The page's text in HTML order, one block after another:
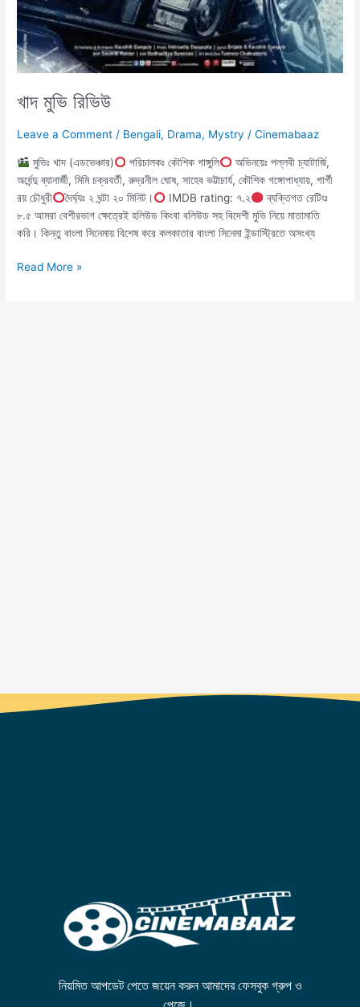
খাদ মুভি রিভিউ
Leave a Comment / Bengali, Drama, Mystry /Cinemabaaz
মুভিঃ খাদ (এডভেঞ্চার) পরিচালকঃ কৌশিক গাঙ্গুলি
অভিনয়েঃ পল্লবী চ্যাটার্জি,
অর্ধেন্দু ব্যানার্জী, মিমি চক্রবর্তী, রুদ্রনীল ঘোষ, সাহেব ভট্টাচার্য, কৌশিক গঙ্গোপাধ্যায়, গার্গী
রয় চৌধুরী
দৈর্ঘ্যঃ ২ ঘন্টা ২০ মিনিট। IMDB rating: ৭.২
ব্যক্তিগত রেটিংঃ
৮.৫ আমরা বেশীরভাগ ক্ষেত্রেই হলিউড কিংবা বলিউড সহ বিদেশী মুভি নিয়ে মাতামাতি
করি। কিন্তু বাংলা সিনেমায় বিশেষ করে কলকাতার বাংলা সিনেমা ইন্ডাস্ট্রিতে অসংখ্য
Read More »
নিয়মিত আপডেট পেতে জয়েন করুন আমাদের ফেসবুক গ্রুপ ও